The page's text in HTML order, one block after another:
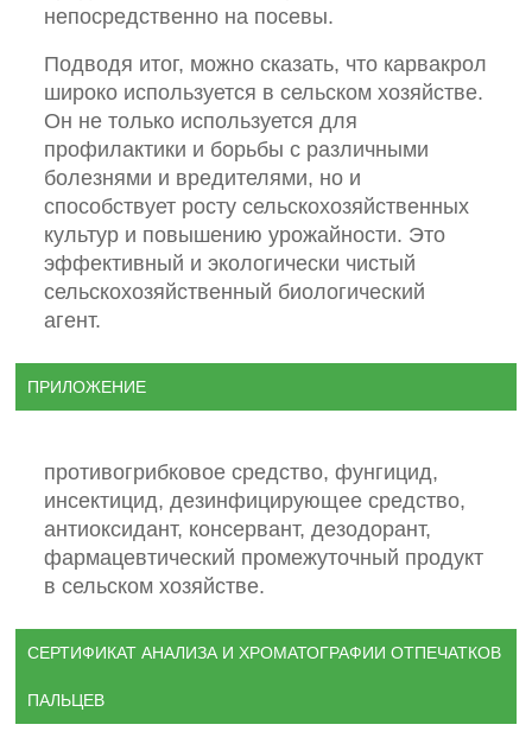
непосредственно на посевы.
Подводя итог, можно сказать, что карвакрол
широко используется в сельском хозяйстве.
Он не только используется для
профилактики и борьбы с различными
болезнями и вредителями, но и
способствует росту сельскохозяйственных
культур и повышению урожайности. Это
эффективный и экологически чистый
сельскохозяйственный биологический
агент.
ПРИЛОЖЕНИЕ
противогрибковое средство, фунгицид,
инсектицид, дезинфицирующее средство,
антиоксидант, консервант, дезодорант,
фармацевтический промежуточный продукт
в сельском хозяйстве.
СЕРТИФИКАТ АНАЛИЗА И ХРОМАТОГРАФИИ ОТПЕЧАТКОВ
ПАЛЬЦЕВ